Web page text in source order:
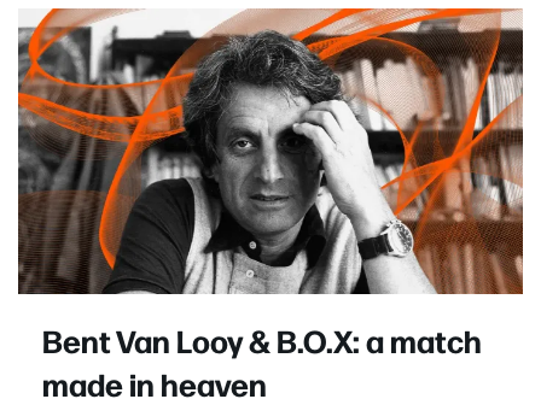
Bent Van Looy & B.O.X: a match
made in heaven